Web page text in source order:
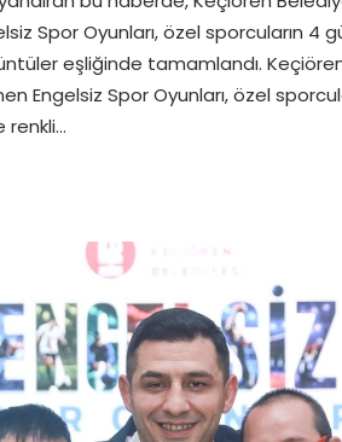
Spor Oyunları, özel sporcuların
eşliğinde tamamlandı.
Engelsiz Spor Oyunları, özel
renkli…